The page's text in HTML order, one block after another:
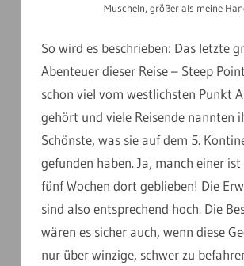
Muscheln, größer als meine
So wird es beschrieben: Das letzte
Abenteuer dieser Reise – Steep
schon viel vom westlichsten Punkt
gehört und viele Reisende nannten
Schönste, was sie auf dem 5.
gefunden haben. Ja, manch einer
fünf Wochen dort geblieben! Die
sind also entsprechend hoch. Die
wären es sicher auch, wenn diese
nur über winzige, schwer zu